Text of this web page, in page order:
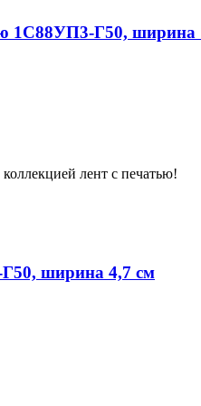
1С88УП3-Г50, ширина
лент с печатью!
Г50, ширина 4,7 см